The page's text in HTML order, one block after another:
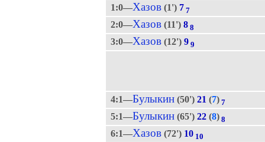
1:0—Хазов(1') 7 7
2:0—Хазов(11') 8 8
3:0—Хазов(12') 9 9
4:1—Булыкин(50') 21 (7) 7
5:1—Булыкин(65') 22(8) 8
6:1—Хазов(72') 10 10